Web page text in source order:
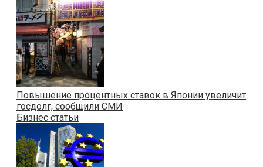
Повышение процентных ставок в Японии увеличит
госдолг, сообщили СМИ
Бизнес статьи